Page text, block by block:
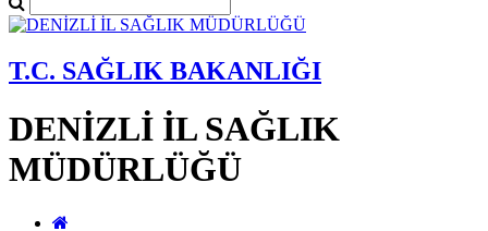
T.C. SAĞLIK BAKANLIĞI
DENİZLİ İL SAĞLIK
MÜDÜRLÜĞÜ